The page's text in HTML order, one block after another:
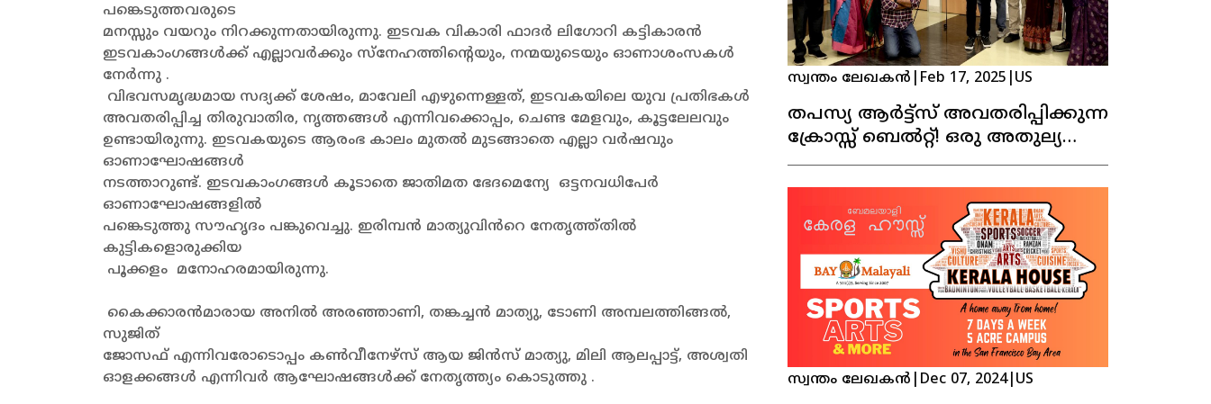
പങ്കെടുത്തവരുടെ
മനസ്സും വയറും നിറക്കുന്നതായിരുന്നു. ഇടവക വികാരി ഫാദർ ലിഗോറി കട്ടികാരൻ
ഇടവകാംഗങ്ങൾക്ക് എല്ലാവർക്കും സ്‌നേഹത്തിന്റെയും, നന്മയുടെയും ഓണാശംസകൾ
നേർന്നു .
വിഭവസമൃദ്ധമായ സദ്യക്ക് ശേഷം, മാവേലി എഴുന്നെള്ളത്, ഇടവകയിലെ യുവ പ്രതിഭകൾ
അവതരിപ്പിച്ച തിരുവാതിര, നൃത്തങ്ങൾ എന്നിവക്കൊപ്പം, ചെണ്ട മേളവും, കൂട്ടലേലവും
ഉണ്ടായിരുന്നു. ഇടവകയുടെ ആരംഭ കാലം മുതൽ മുടങ്ങാതെ എല്ലാ വർഷവും
ഓണാഘോഷങ്ങൾ
നടത്താറുണ്ട്. ഇടവകാംഗങ്ങൾ കൂടാതെ ജാതിമത ഭേദമെന്യേ ഒട്ടനവധിപേർ
ഓണാഘോഷങ്ങളിൽ
പങ്കെടുത്തു സൗഹൃദം പങ്കുവെച്ചു. ഇരിമ്പൻ മാത്യുവിൻറെ നേതൃത്ത്തിൽ
കുട്ടികളൊരുക്കിയ
പൂക്കളം മനോഹരമായിരുന്നു.
കൈക്കാരൻമാരായ അനിൽ അരഞ്ഞാണി, തങ്കച്ചൻ മാത്യു, ടോണി അമ്പലത്തിങ്ങൽ,
സുജിത്
ജോസഫ് എന്നിവരോടൊപ്പം കൺവീനേഴ്‌സ് ആയ ജിൻസ് മാത്യു, മിലി ആലപ്പാട്ട്, അശ്വതി
ഓളക്കങ്ങൾ എന്നിവർ ആഘോഷങ്ങൾക്ക് നേതൃത്ത്യം കൊടുത്തു .
സ്വന്തം ലേഖകൻ Feb 17, 2025 US
തപസ്യ ആർട്ട്സ് അവതരിപ്പിക്കുന്ന
ക്രോസ്സ് ബെൽറ്റ്! ഒരു അതുല്യ
നാടകാനുഭവം!
സ്വന്തം ലേഖകൻ Dec 07, 2024| US